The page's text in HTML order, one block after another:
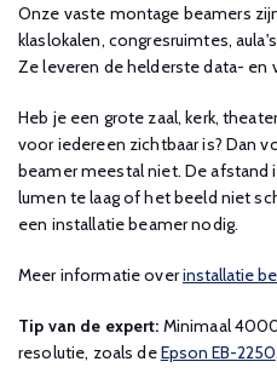
Onze vaste montage beamers
klaslokalen, congresruimtes,
Ze leveren de helderste data- en
Heb je een grote zaal, kerk,
voor iedereen zichtbaar is? Dan
beamer meestal niet. De afstand
lumen te laag of het beeld niet
een installatie beamer nodig.
Meer informatie overinstallatie
Tip van de expert: Minimaal
resolutie, zoals deEpson EB-2250.